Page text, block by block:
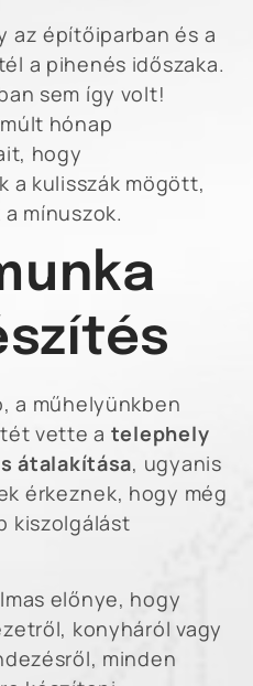
az építőiparban és a
a pihenés időszaka.
sem így volt!
hónap
hogy
a kulisszák mögött,
mínuszok.
a műhelyünkben
vette a telephely
átalakítása, ugyanis
érkeznek, hogy még
kiszolgálást
előnye, hogy
konyháról vagy
minden